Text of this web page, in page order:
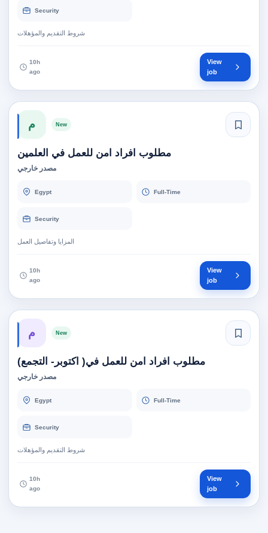
Security
شروط التقديم والمؤهلات
10h
ago
View
job
م New
مطلوب افراد امن للعمل في العلمين
مصدر خارجي
Egypt Full-Time
Security
المزايا وتفاصيل العمل
10h
ago
View
job
م New
مطلوب افراد امن للعمل في( اكتوبر- التجمع)
مصدر خارجي
Egypt Full-Time
Security
شروط التقديم والمؤهلات
10h
ago
View
job